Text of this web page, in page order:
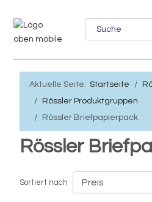
Aktuelle Seite: Startseite
Rössler Produktgruppen
Rössler Briefpapierpack
Rössler
Sortiert nach